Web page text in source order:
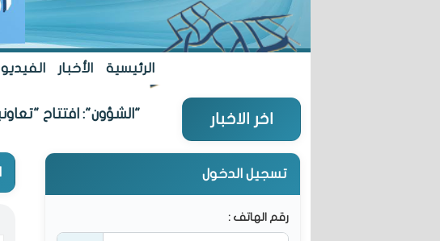
الرئيسية الأخبار الفيديو
اخر الاخبار"الشؤون": افتتاح "تعاونية المطلاع" 27 أغسطس
تسجيل الدخول
رقم الهاتف :